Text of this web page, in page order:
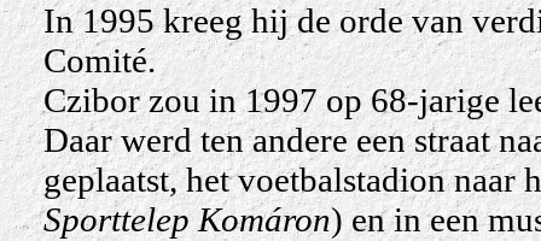
In 1995 kreeg hij de orde van
Comité.
Czibor zou in 1997 op 68-jarige
Daar werd ten andere een straat
geplaatst, het voetbalstadion naar
Sporttelep Komáron) en in een